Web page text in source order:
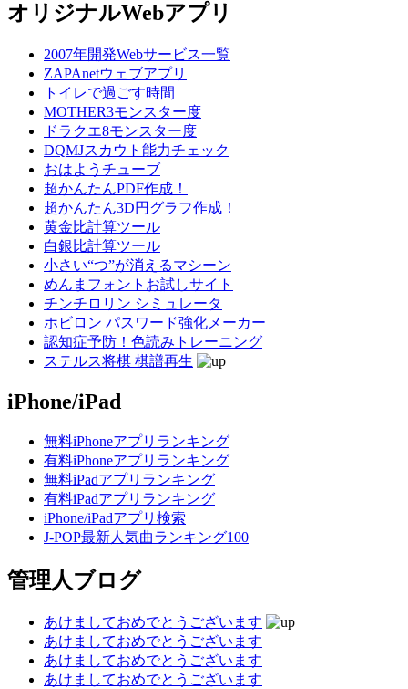
オリジナルWebアプリ
2007年開発Webサービス一覧
ZAPAnetウェブアプリ
トイレで過ごす時間
MOTHER3モンスター度
ドラクエ8モンスター度
DQMJスカウト能力チェック
おはようチューブ
超かんたんPDF作成！
超かんたん3D円グラフ作成！
黄金比計算ツール
白銀比計算ツール
小さい“つ”が消えるマシーン
めんまフォントお試しサイト
チンチロリン シミュレータ
ホビロン パスワード強化メーカー
認知症予防！色読みトレーニング
ステルス将棋 棋譜再生
iPhone/iPad
無料iPhoneアプリランキング
有料iPhoneアプリランキング
無料iPadアプリランキング
有料iPadアプリランキング
iPhone/iPadアプリ検索
J-POP最新人気曲ランキング100
管理人ブログ
あけましておめでとうございます
あけましておめでとうございます
あけましておめでとうございます
あけましておめでとうございます